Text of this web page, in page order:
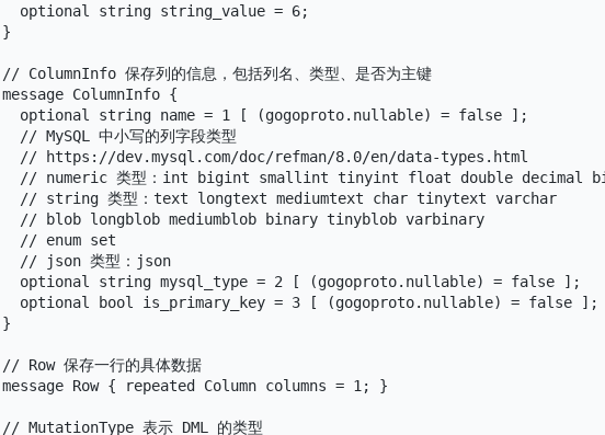
  optional string string_value = 6;
}
// ColumnInfo 保存列的信息，包括列名、类型、是否为主键
message ColumnInfo {
  optional string name = 1 [ (gogoproto.nullable) = false ];
  // MySQL 中小写的列字段类型
  // https://dev.mysql.com/doc/refman/8.0/en/data-types.html
// numeric 类型：int bigint smallint tinyint float double decimal
  // string 类型：text longtext mediumtext char tinytext varchar
  // blob longblob mediumblob binary tinyblob varbinary
  // enum set
  // json 类型：json
  optional string mysql_type = 2 [ (gogoproto.nullable) = false ];
  optional bool is_primary_key = 3 [ (gogoproto.nullable) = false ];
}
// Row 保存一行的具体数据
message Row { repeated Column columns = 1; }
// MutationType 表示 DML 的类型